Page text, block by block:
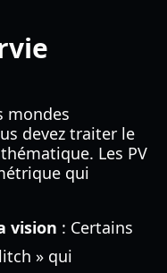
mondes
devez traiter le
Les PV
qui
vision : Certains
» qui